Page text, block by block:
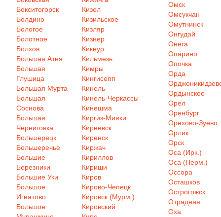
Бокситогорск
Болдино
Бологое
Болотное
Болхов
Большая Атня
Большая
Глушица
Большая Мурта
Большая
Соснова
Большая
Черниговка
Большерецк
Большеречье
Большие
Березники
Большие Уки
Большое
Игнатово
Большое
Кизел
Кизильское
Кизляр
Кизнер
Кикнур
Кильмезь
Кимры
Кингисепп
Кинель
Кинель-Черкассы
Кинешма
Киргиз-Мияки
Киреевск
Киренск
Киржач
Кириллов
Кириши
Киров
Кирово-Чепецк
Кировск (Мурм.)
Кировский
Омск
Омсукчан
Омутнинск
Онгудай
Онега
Опарино
Опочка
Орда
Ордынское
Орел
Оренбург
Орехово-Зуево
Орлик
Орск
Оса (Ирк.)
Оса (Перм.)
Оссора
Осташков
Острогожск
Отрадная
Оха